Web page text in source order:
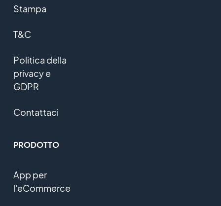
Stampa
T&C
Politica della
privacy e
GDPR
Contattaci
PRODOTTO
App per
l'eCommerce